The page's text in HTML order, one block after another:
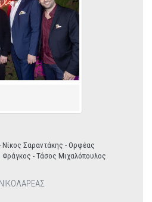
Νίκος Σαραντάκης - Ορφέας
- Τάσος Μιχαλόπουλος